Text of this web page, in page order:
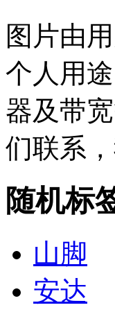
图片由
个人用
器及带
们联系
随机标
山脚
安达